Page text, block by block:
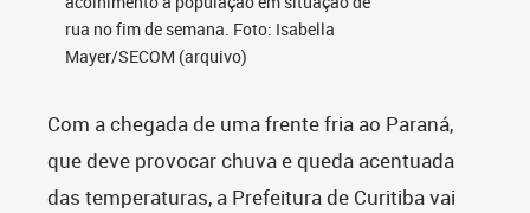
rua no fim de semana. Foto: Isabella
Mayer/SECOM (arquivo)
Com a chegada de uma frente fria ao Paraná,
que deve provocar chuva e queda acentuada
das temperaturas, a Prefeitura de Curitiba vai